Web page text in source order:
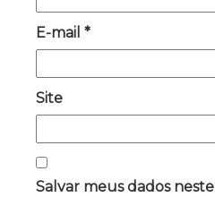
E-mail *
Site
Salvar meus dados neste